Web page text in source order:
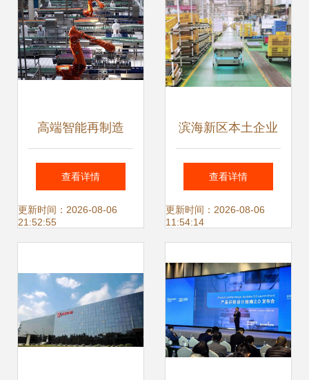
高端智能再制造
2020年产业规模将
达2000亿元，技术
查看详情
更新时间：2026-08-06
21:52:55
滨海新区本土企业
自研机器人 为厂内
智慧物流注入全新
查看详情
更新时间：2026-08-06
11:54:14